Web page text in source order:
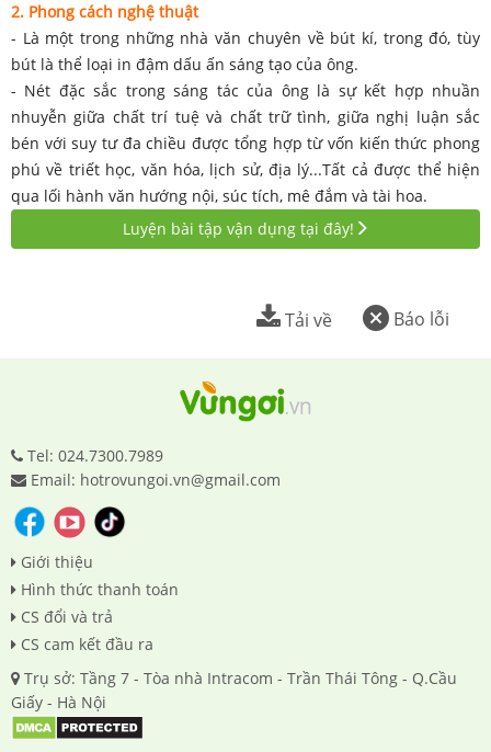
2. Phong cách nghệ thuật
- Là một trong những nhà văn chuyên về bút kí, trong đó, tùy
bút là thể loại in đậm dấu ấn sáng tạo của ông.
- Nét đặc sắc trong sáng tác của ông là sự kết hợp nhuần
nhuyễn giữa chất trí tuệ và chất trữ tình, giữa nghị luận sắc
bén với suy tư đa chiều được tổng hợp từ vốn kiến thức phong
phú về triết học, văn hóa, lịch sử, địa lý...Tất cả được thể hiện
qua lối hành văn hướng nội, súc tích, mê đắm và tài hoa.
Luyện bài tập vận dụng tại đây!
Báo lỗi
Tải về
Tel: 024.7300.7989
Email: hotrovungoi.vn@gmail.com
Giới thiệu
Hình thức thanh toán
CS đổi và trả
CS cam kết đầu ra
Trụ sở: Tầng 7 - Tòa nhà Intracom - Trần Thái Tông - Q.Cầu
Giấy - Hà Nội